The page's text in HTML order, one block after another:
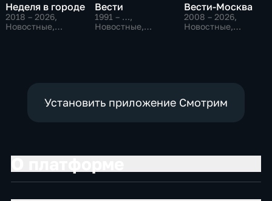
Неделя в городе
2018 – 2026,
Новостные,
Вести
1991 – …,
Новостные,
Вести-Москва
2008 – 2026,
Новостные,
Установить приложение Смотрим